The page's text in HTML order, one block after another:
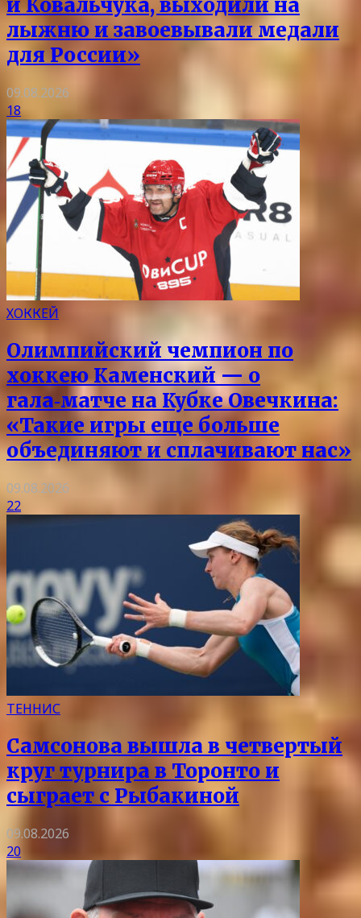
и Ковальчука, выходили на
лыжню и завоевывали медали
для России»
09.08.2026
18
ХОККЕЙ
Олимпийский чемпион по
хоккею Каменский — о
гала‑матче на Кубке Овечкина:
«Такие игры еще больше
объединяют и сплачивают нас»
09.08.2026
22
ТЕННИС
Самсонова вышла в четвертый
круг турнира в Торонто и
сыграет с Рыбакиной
09.08.2026
20